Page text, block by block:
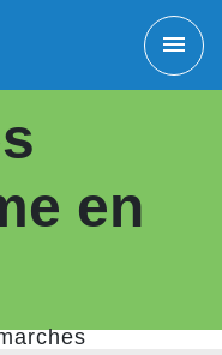
menu
en